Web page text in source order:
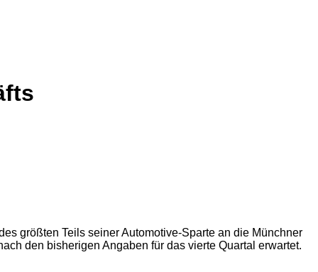
größten Teils seiner Automotive-Sparte an die Münchner
den bisherigen Angaben für das vierte Quartal erwartet.